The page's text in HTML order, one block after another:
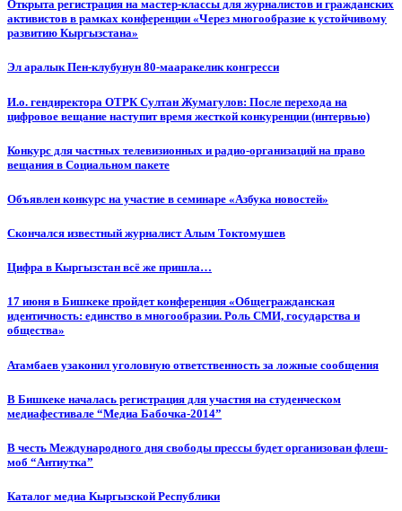
Открыта регистрация на мастер-классы для журналистов и гражданских
активистов в рамках конференции «Через многообразие к устойчивому
развитию Кыргызстана»
Эл аралык Пен-клубунун 80-мааракелик конгресси
И.о. гендиректора ОТРК Султан Жумагулов: После перехода на
цифровое вещание наступит время жесткой конкуренции (интервью)
Конкурс для частных телевизионных и радио-организаций на право
вещания в Социальном пакете
Объявлен конкурс на участие в семинаре «Азбука новостей»
Cкончался известный журналист Алым Токтомушев
Цифра в Кыргызстан всё же пришла…
17 июня в Бишкеке пройдет конференция «Общегражданская
идентичность: единство в многообразии. Роль СМИ, государства и
общества»
Атамбаев узаконил уголовную ответственность за ложные сообщения
В Бишкеке началась регистрация для участия на студенческом
медиафестивале “Медиа Бабочка-2014”
В честь Международного дня свободы прессы будет организован флеш-
моб “Антиутка”
Каталог медиа Кыргызской Республики